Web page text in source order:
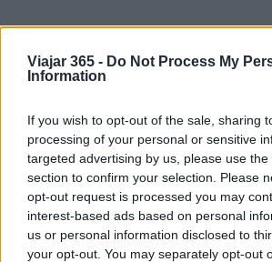
Viajar 365 - Do Not Process My
Information
If you wish to opt-out of the sale, sharing
processing of your personal or sensitive
targeted advertising by us, please use
section to confirm your selection. Please
opt-out request is processed you may
interest-based ads based on personal
us or personal information disclosed to
your opt-out. You may separately opt-out
Resumen práctico y
finales
consciente y colaborar conguías
transforma un itinerario
experiencia única. Planifica con
elige herramientas de
tus necesidades y confía en las
locales para descubrir rincones